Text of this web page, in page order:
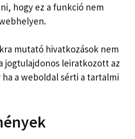
hogy ez a funkció nem
mutató hivatkozások nem
jogtulajdonos leiratkozott az
a weboldal sérti a tartalmi